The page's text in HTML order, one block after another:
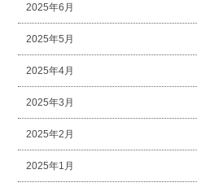
2025年6月
2025年5月
2025年4月
2025年3月
2025年2月
2025年1月